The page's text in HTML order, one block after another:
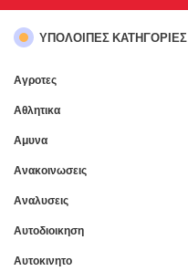
ΥΠΌΛΟΙΠΕΣ ΚΑΤΗΓΟΡΊΕΣ
Αγροτες
Αθλητικα
Αμυνα
Ανακοινωσεις
Αναλυσεις
Αυτοδιοικηση
Αυτοκινητο